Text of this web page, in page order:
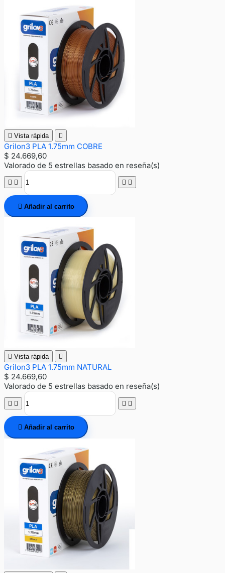
 Vista rápida 
Grilon3 PLA 1.75mm COBRE
$ 24.669,60
Valorado de 5 estrellas basado en reseña(s)
   
 Añadir al carrito
 Vista rápida 
Grilon3 PLA 1.75mm NATURAL
$ 24.669,60
Valorado de 5 estrellas basado en reseña(s)
   
 Añadir al carrito